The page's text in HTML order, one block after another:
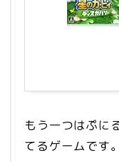
もう一つはぷに
てるゲームです。